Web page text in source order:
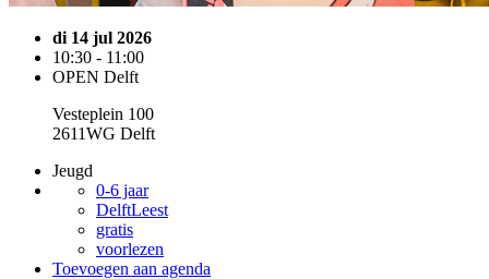
di 14 jul 2026
10:30 - 11:00
OPEN Delft
Vesteplein 100
2611WG Delft
Jeugd
0-6 jaar
DelftLeest
gratis
voorlezen
Toevoegen aan agenda